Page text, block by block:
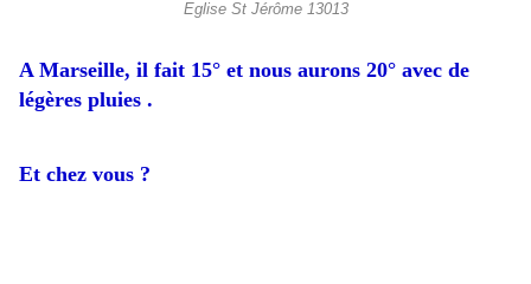
Eglise St Jérôme 13013
A Marseille, il fait 15° et nous aurons 20° avec de
légères pluies .
Et chez vous ?